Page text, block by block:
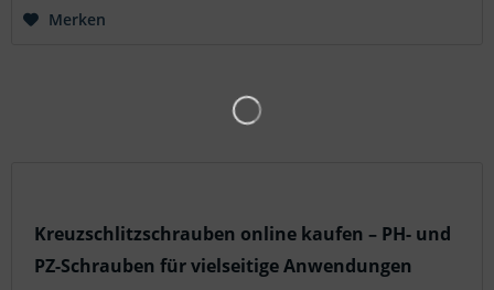
Merken
Kreuzschlitzschrauben online kaufen – PH- und
PZ-Schrauben für vielseitige Anwendungen